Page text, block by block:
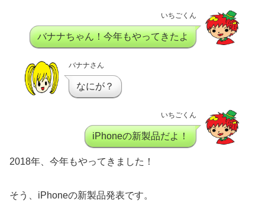
いちごくん
バナナちゃん！今年もやってきたよ
バナナさん
なにが？
いちごくん
iPhoneの新製品だよ！
2018年、今年もやってきました！
そう、iPhoneの新製品発表です。